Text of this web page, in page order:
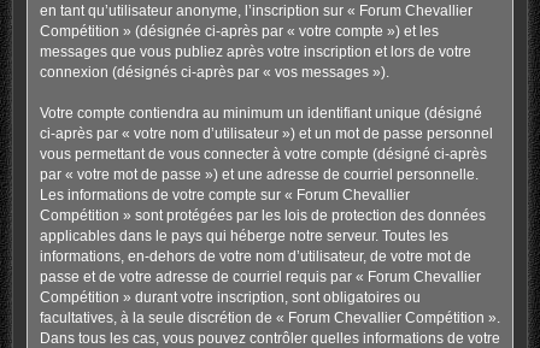
en tant qu’utilisateur anonyme, l’inscription sur « Forum Chevallier
Compétition » (désignée ci-après par « votre compte ») et les
messages que vous publiez après votre inscription et lors de votre
connexion (désignés ci-après par « vos messages »).
Votre compte contiendra au minimum un identifiant unique (désigné
ci-après par « votre nom d’utilisateur ») et un mot de passe personnel
vous permettant de vous connecter à votre compte (désigné ci-après
par « votre mot de passe ») et une adresse de courriel personnelle.
Les informations de votre compte sur « Forum Chevallier
Compétition » sont protégées par les lois de protection des données
applicables dans le pays qui héberge notre serveur. Toutes les
informations, en-dehors de votre nom d’utilisateur, de votre mot de
passe et de votre adresse de courriel requis par « Forum Chevallier
Compétition » durant votre inscription, sont obligatoires ou
facultatives, à la seule discrétion de « Forum Chevallier Compétition ».
Dans tous les cas, vous pouvez contrôler quelles informations de votre